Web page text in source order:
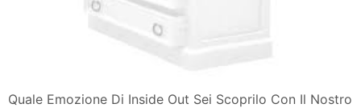
Quale Emozione Di Inside Out Sei Scoprilo Con Il Nostro